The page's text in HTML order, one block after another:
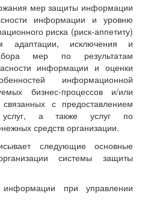
мер защиты информации
информации и уровню
риска (риск-аппетиту)
адаптации, исключения и
мер по результатам
информации и оценки
информационной
бизнес-процессов и/или
связанных с предоставлением
услуг, а также услуг по
средств организации.
следующие основные
системы защиты
при управлении